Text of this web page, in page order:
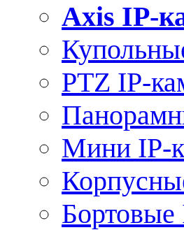
Axis IP-
PTZ IP-
Мини IP-